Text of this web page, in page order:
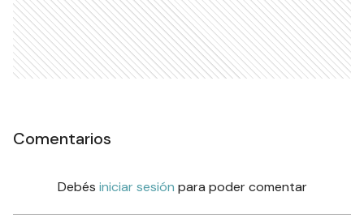
Comentarios
Debés iniciar sesión para poder comentar